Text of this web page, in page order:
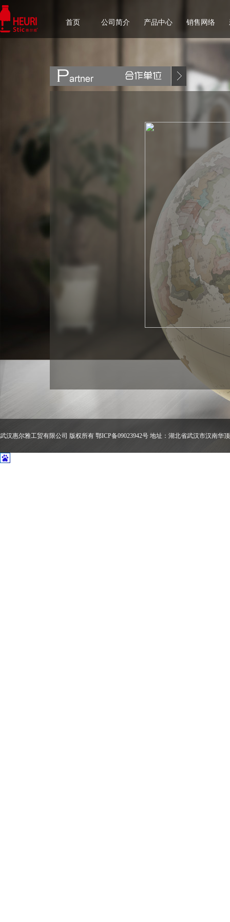
首页 公司简介 产品中心 销售网络
武汉惠尔雅工贸有限公司 版权所有 鄂ICP备09023942号 地址：湖北省武汉市汉南华